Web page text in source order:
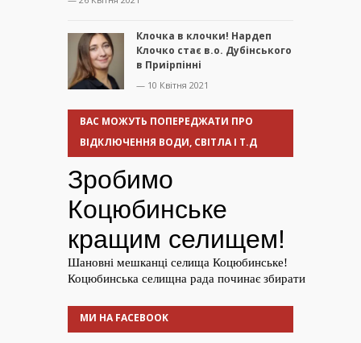
Клочка в клочки! Нардеп
Клочко стає в.о. Дубінського
в Приірпінні
— 10 Квітня 2021
ВАС МОЖУТЬ ПОПЕРЕДЖАТИ ПРО
ВІДКЛЮЧЕННЯ ВОДИ, СВІТЛА І Т.Д
МИ НА FACEBOOK